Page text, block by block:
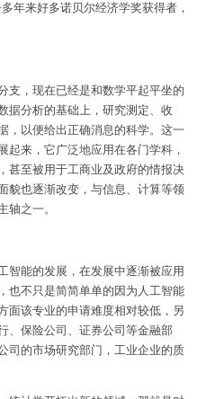
年来好多诺贝尔经济学奖获得者，
支，现在已经是和数学平起平坐的
据分析的基础上，研究测定、收
，以便给出正确消息的科学。这一
起来，它广泛地应用在各门学科，
甚至被用于工商业及政府的情报决
貌也逐渐改变，与信息、计算等领
轴之一。
智能的发展，在发展中逐渐被应用
也不只是简简单单的因为人工智能
面该专业的申请难度相对较低，另
、保险公司、证券公司等金融部
司的市场研究部门，工业企业的质